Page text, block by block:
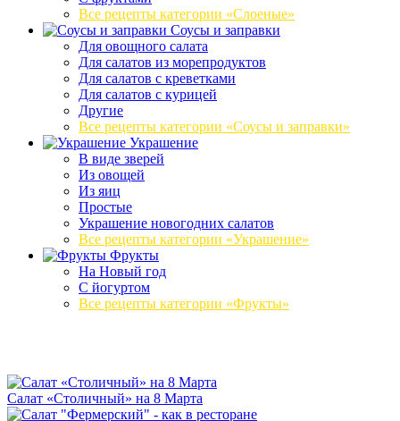
Все рецепты категории «Слоеные»
Соусы и заправки
Для овощного салата
Для салатов из морепродуктов
Для салатов с креветками
Для салатов с курицей
Другие
Все рецепты категории «Соусы и заправки»
Украшение
В виде зверей
Из овощей
Из яиц
Простые
Украшение новогодних салатов
Все рецепты категории «Украшение»
Фрукты
На Новый год
С йогуртом
Все рецепты категории «Фрукты»
Салат «Столичный» на 8 Марта